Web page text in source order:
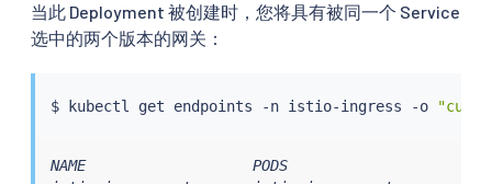
当此 Deployment 被创建时，您将具有被同一个 Service
选中的两个版本的网关：
$ kubectl get endpoints -n istio-ingress -o
NAME                   PODS